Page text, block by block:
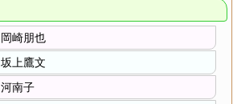
岡崎朋也
坂上鷹文
河南子